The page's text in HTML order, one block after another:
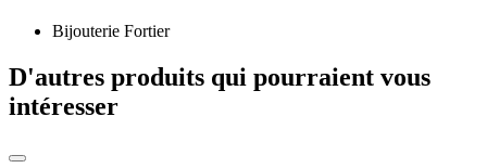
Bijouterie Fortier
D'autres produits qui pourraient vous
intéresser